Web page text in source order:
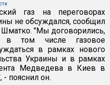
газ на переговорах
не обсуждался, сообщил
Шматко. "Мы договорились,
том числе газовое
в рамках нового
Украины и в рамках
Медведева в Киев в
- пояснил он.